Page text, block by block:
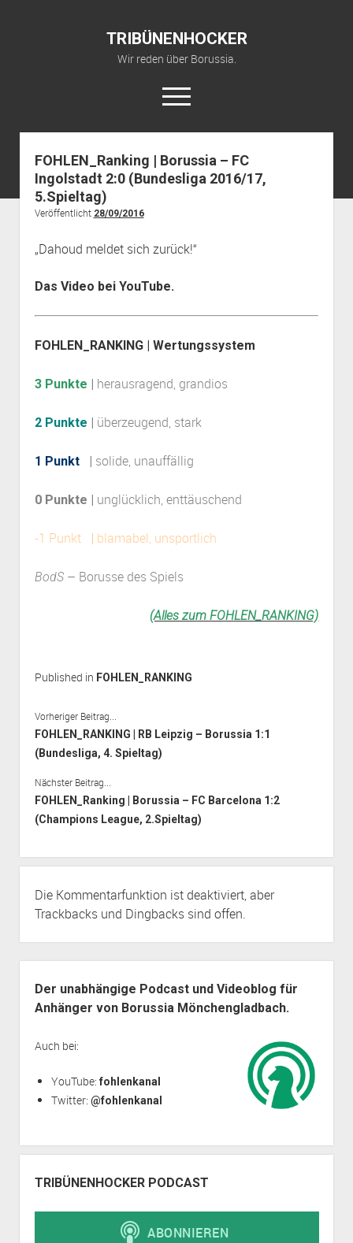
TRIBÜNENHOCKER
Wir reden über Borussia.
open
menu
twitteryoutubefohlenkanal@gmail.com
Startseite
FOHLEN_Ranking | Borussia – FC
Ingolstadt 2:0 (Bundesliga 2016/17,
5.Spieltag)
Veröffentlicht 28/09/2016
„Dahoud meldet sich zurück!“
Das Video bei YouTube.
FOHLEN_RANKING | Wertungssystem
3 Punkte | herausragend, grandios
2 Punkte | überzeugend, stark
1 Punkt | solide, unauffällig
0 Punkte | unglücklich, enttäuschend
-1 Punkt | blamabel, unsportlich
BodS– Borusse des Spiels
(Alles zum FOHLEN_RANKING)
Published in FOHLEN_RANKING
Vorheriger Beitrag...
FOHLEN_RANKING | RB Leipzig – Borussia 1:1
(Bundesliga, 4. Spieltag)
Nächster Beitrag...
FOHLEN_Ranking | Borussia – FC Barcelona 1:2
(Champions League, 2.Spieltag)
Die Kommentarfunktion ist deaktiviert, aber
Trackbacksund Dingbacks sind offen.
Der unabhängige Podcast und Videoblog für
Anhänger von Borussia Mönchengladbach.
Auch bei:
YouTube: fohlenkanal
Twitter: @fohlenkanal
TRIBÜNENHOCKER PODCAST